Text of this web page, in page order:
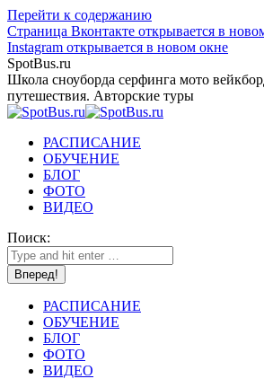
Перейти к содержанию
Страница Вконтакте открывается в
Instagram открывается в новом окне
SpotBus.ru
Школа сноуборда серфинга мото
путешествия. Авторские туры
РАСПИСАНИЕ
ОБУЧЕНИЕ
БЛОГ
ФОТО
ВИДЕО
Поиск:
РАСПИСАНИЕ
ОБУЧЕНИЕ
БЛОГ
ФОТО
ВИДЕО